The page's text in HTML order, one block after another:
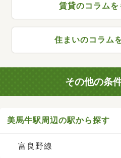
賃貸のコラムを
住まいのコラム
その他の条
美馬牛駅周辺の駅から探す
富良野線